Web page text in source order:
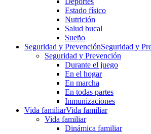
Estado físico
Nutrición
Salud bucal
Sueño
Seguridad y PrevenciónSeguridad y
Seguridad y Prevención
Durante el juego
En el hogar
En marcha
En todas partes
Inmunizaciones
Vida familiarVida familiar
Vida familiar
Dinámica familiar